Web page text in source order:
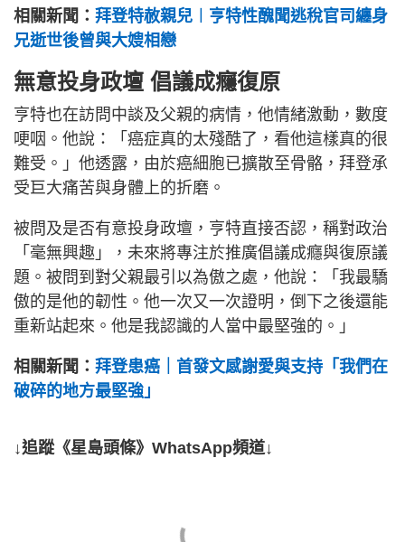
相關新聞： 拜登特赦親兒︱亨特性醜聞逃稅官司纏身
兄逝世後曾與大嫂相戀
無意投身政壇 倡議成癮復原
亨特也在訪問中談及父親的病情，他情緒激動，數度
哽咽。他說：「癌症真的太殘酷了，看他這樣真的很
難受。」他透露，由於癌細胞已擴散至骨骼，拜登承
受巨大痛苦與身體上的折磨。
被問及是否有意投身政壇，亨特直接否認，稱對政治
「毫無興趣」，未來將專注於推廣倡議成癮與復原議
題。被問到對父親最引以為傲之處，他說：「我最驕
傲的是他的韌性。他一次又一次證明，倒下之後還能
重新站起來。他是我認識的人當中最堅強的。」
相關新聞： 拜登患癌｜首發文感謝愛與支持「我們在
破碎的地方最堅強」
↓追蹤《星島頭條》WhatsApp頻道↓